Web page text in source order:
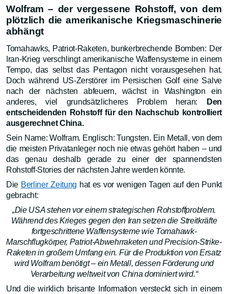
Wolfram – der vergessene Rohstoff, von dem
plötzlich die amerikanische Kriegsmaschinerie
abhängt
Tomahawks, Patriot-Raketen, bunkerbrechende Bomben: Der
Iran-Krieg verschlingt amerikanische Waffensysteme in einem
Tempo, das selbst das Pentagon nicht vorausgesehen hat.
Doch während US-Zerstörer im Persischen Golf eine Salve
nach der nächsten abfeuern, wächst in Washington ein
anderes, viel grundsätzlicheres Problem heran:
Den
entscheidenden Rohstoff für den Nachschub kontrolliert
ausgerechnet China.
Sein Name: Wolfram. Englisch: Tungsten. Ein Metall, von dem
die meisten Privatanleger noch nie etwas gehört haben – und
das genau deshalb gerade zu einer der spannendsten
Rohstoff-Stories der nächsten Jahre werden könnte.
Die Berliner Zeitung hat es vor wenigen Tagen auf den Punkt
gebracht:
„Die USA stehen vor einem strategischen Rohstoffproblem.
Während des Krieges gegen den Iran setzen die Streitkräfte
fortgeschrittene Waffensysteme wie Tomahawk-
Marschflugkörper, Patriot-Abwehrraketen und Precision-Strike-
Raketen in großem Umfang ein. Für die Produktion von Ersatz
wird Wolfram benötigt – ein Metall, dessen Förderung und
Verarbeitung weltweit von China dominiert wird.“
Und die wirklich brisante Information versteckt sich in einem